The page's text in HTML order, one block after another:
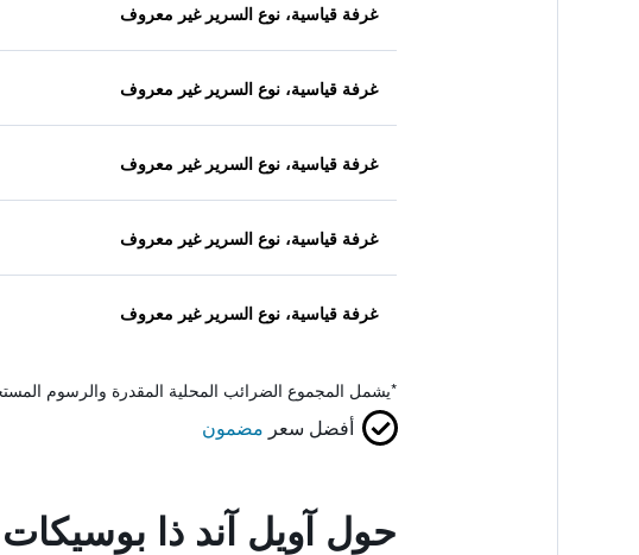
غرفة قياسية، نوع السرير غير معروف
غرفة قياسية، نوع السرير غير معروف
غرفة قياسية، نوع السرير غير معروف
غرفة قياسية، نوع السرير غير معروف
غرفة قياسية، نوع السرير غير معروف
*يشمل المجموع الضرائب المحلية المقدرة والرسوم
أفضل سعر مضمون
حول آويل آند ذا بوسيكات